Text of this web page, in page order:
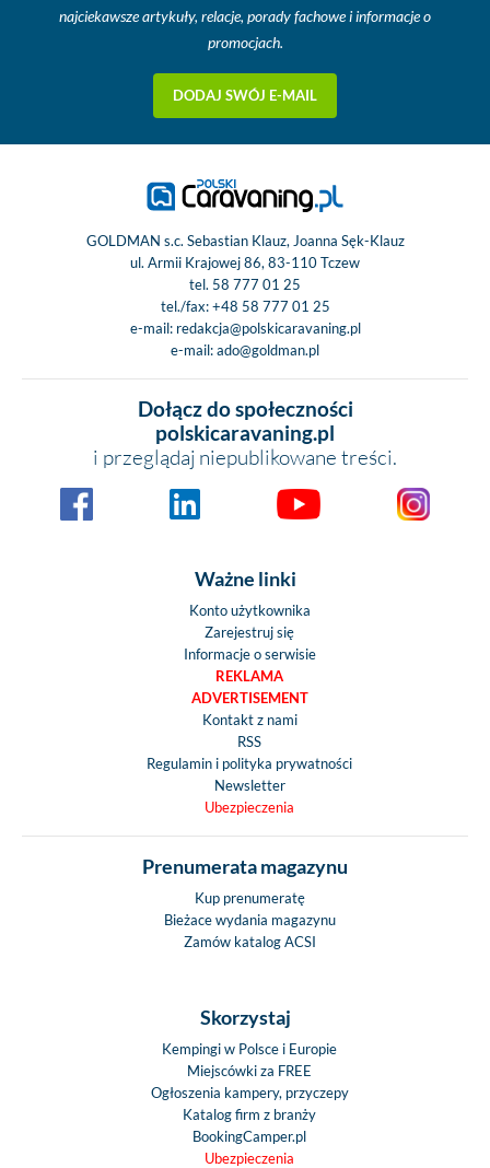
najciekawsze artykuły, relacje, porady fachowe i informacje o
promocjach.
DODAJ SWÓJ E-MAIL
GOLDMAN s.c. Sebastian Klauz, Joanna Sęk-Klauz
ul. Armii Krajowej 86, 83-110 Tczew
tel. 58 777 01 25
tel./fax:+48 58 777 01 25
e-mail: redakcja@polskicaravaning.pl
e-mail:ado@goldman.pl
Dołącz do społeczności
polskicaravaning.pl
i przeglądaj niepublikowane treści.
Ważne linki
Konto użytkownika
Zarejestruj się
Informacje o serwisie
REKLAMA
ADVERTISEMENT
Kontakt z nami
RSS
Regulamin i polityka prywatności
Newsletter
Ubezpieczenia
Prenumerata magazynu
Kup prenumeratę
Bieżace wydania magazynu
Zamów katalog ACSI
Skorzystaj
Kempingi w Polsce i Europie
Miejscówki za FREE
Ogłoszenia kampery, przyczepy
Katalog firm z branży
BookingCamper.pl
Ubezpieczenia